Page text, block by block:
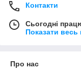
Контакти
Сьогодні
Показати весь
Про нас